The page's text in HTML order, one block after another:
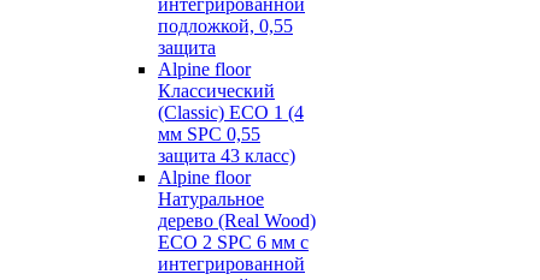
интегрированной
подложкой, 0,55
защита
Alpine floor
Классический
(Classic) ECO 1 (4
мм SPC 0,55
защита 43 класс)
Alpine floor
Натуральное
дерево (Real Wood)
ECO 2 SPC 6 мм с
интегрированной